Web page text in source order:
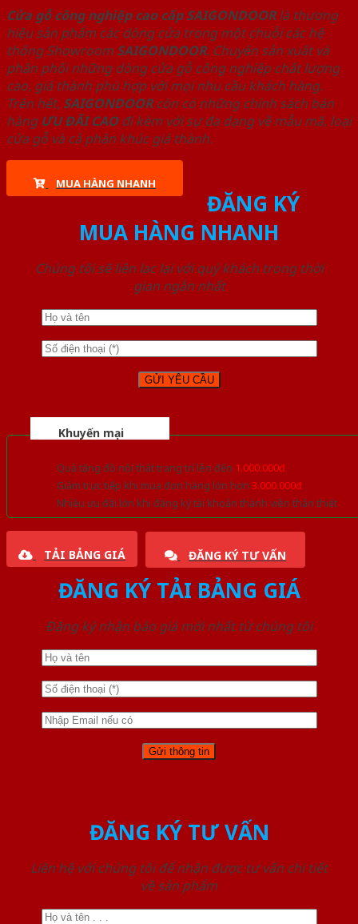
Cửa gỗ công nghiệp cao cấp SAIGONDOORlà thương
hiệu sản phẩm các dòng cửa trong một chuỗi các hệ
thống Showroom SAIGONDOOR. Chuyên sản xuất và
phân phối những dòng cửa gỗ công nghiệp chất lượng
cao, giá thành phù hợp với mọi nhu cầu khách hàng.
Trên hết, SAIGONDOORcòn có những chính sách bán
hàng ƯU ĐÃI CAOđi kèm với sự đa dạng về mẫu mã, loại
cửa gỗ và cả phân khúc giá thành.
MUA HÀNG NHANH
ĐĂNG KÝ
MUA HÀNG NHANH
Chúng tôi sẽ liên lạc lại với quý khách trong thời
gian ngắn nhất
Khuyến mại
Quà tặng đồ nội thất trang trí lên đến 1.000.000đ
Giảm trực tiếp khi mua đơn hàng lớn hơn 3.000.000đ
Nhiều ưu đãi lớn khi đăng ký tài khoản thành viên thân thiết
TẢI BẢNG GIÁ ĐĂNG KÝ TƯ VẤN
ĐĂNG KÝ TẢI BẢNG GIÁ
Đăng ký nhận báo giá mới nhất từ chúng tôi
ĐĂNG KÝ TƯ VẤN
Liên hệ với chúng tôi để nhận được tư vấn chi tiết
về sản phẩm